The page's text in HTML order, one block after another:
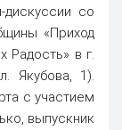
дискуссии со
«Приход
Радость» в г.
Якубова, 1).
с участием
выпускник